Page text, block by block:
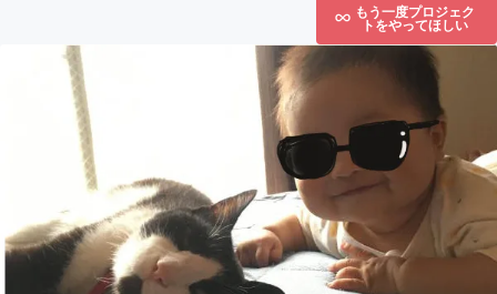
もう一度プロジェク
トをやってほしい